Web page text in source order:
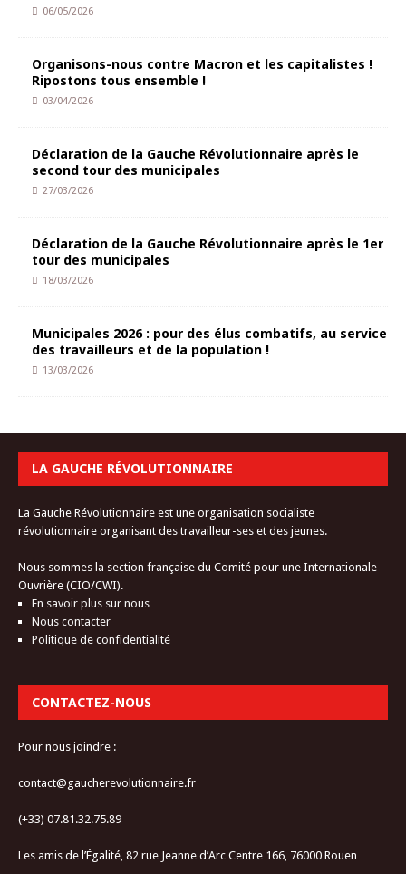
06/05/2026
Organisons-nous contre Macron et les capitalistes !
Ripostons tous ensemble !
03/04/2026
Déclaration de la Gauche Révolutionnaire après le
second tour des municipales
27/03/2026
Déclaration de la Gauche Révolutionnaire après le 1er
tour des municipales
18/03/2026
Municipales 2026 : pour des élus combatifs, au service
des travailleurs et de la population !
13/03/2026
LA GAUCHE RÉVOLUTIONNAIRE
La Gauche Révolutionnaire est une organisation socialiste
révolutionnaire organisant des travailleur-ses et des jeunes.
Nous sommes la section française du Comité pour une Internationale
Ouvrière (CIO/CWI).
En savoir plus sur nous
Nous contacter
Politique de confidentialité
CONTACTEZ-NOUS
Pour nous joindre :
contact@gaucherevolutionnaire.fr
(+33) 07.81.32.75.89
Les amis de l’Égalité, 82 rue Jeanne d’Arc Centre 166, 76000 Rouen